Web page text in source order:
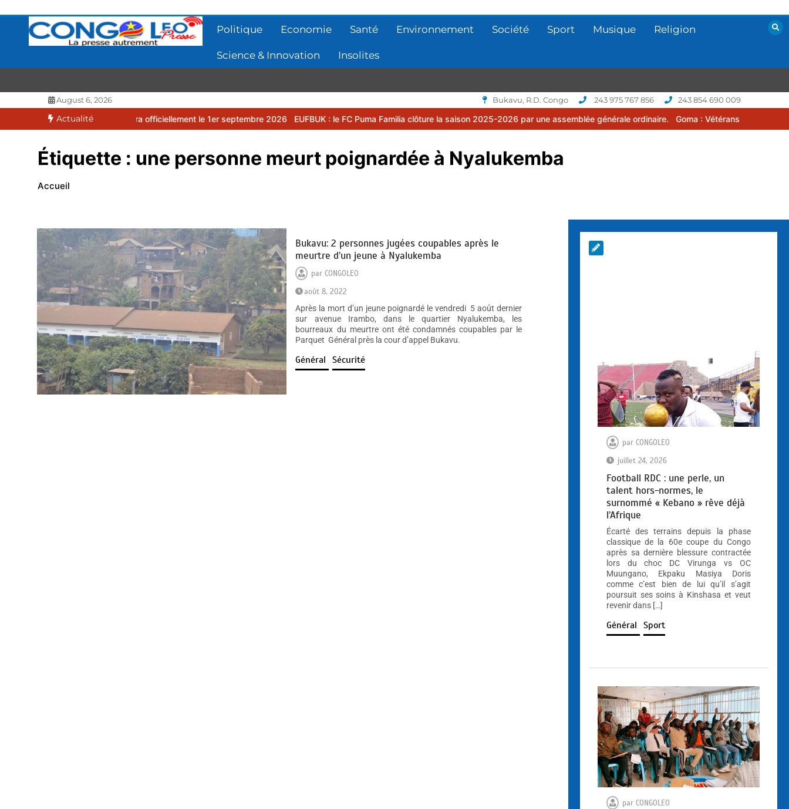
contenu
Politique Economie Santé Environnement Société Sport Musique Religion
Science & Innovation Insolites
CONGOLEO
La presse autrement
August 6, 2026 Bukavu, R.D. Congo 243 975 767 856 243 854 690 009
Actualité
2027 débutera officiellement le 1er septembre 2026 EUFBUK : le FC Puma Familia clôture la saison 2025-2026 par une assemblée générale ordinaire. Goma : Vétérans Cup 2026 -2027, une
Étiquette : une personne meurt poignardée à Nyalukemba
Accueil
Bukavu: 2 personnes jugées coupables après le
meurtre d’un jeune à Nyalukemba
parCONGOLEO
août 8, 2022
Après la mort d’un jeune poignardé le vendredi 5 août dernier
sur avenue Irambo, dans le quartier Nyalukemba, les
bourreaux du meurtre ont été condamnés coupables par le
Parquet Général près la cour d’appel Bukavu.
Général Sécurité
par CONGOLEO
juillet 24, 2026
Football RDC : une perle, un
talent hors-normes, le
surnommé « Kebano » rêve déjà
l’Afrique
Écarté des terrains depuis la phase
classique de la 60e coupe du Congo
après sa dernière blessure contractée
lors du choc DC Virunga vs OC
Muungano, Ekpaku Masiya Doris
comme c’est bien de lui qu’il s’agit
poursuit ses soins à Kinshasa et veut
revenir dans […]
Général Sport
par CONGOLEO